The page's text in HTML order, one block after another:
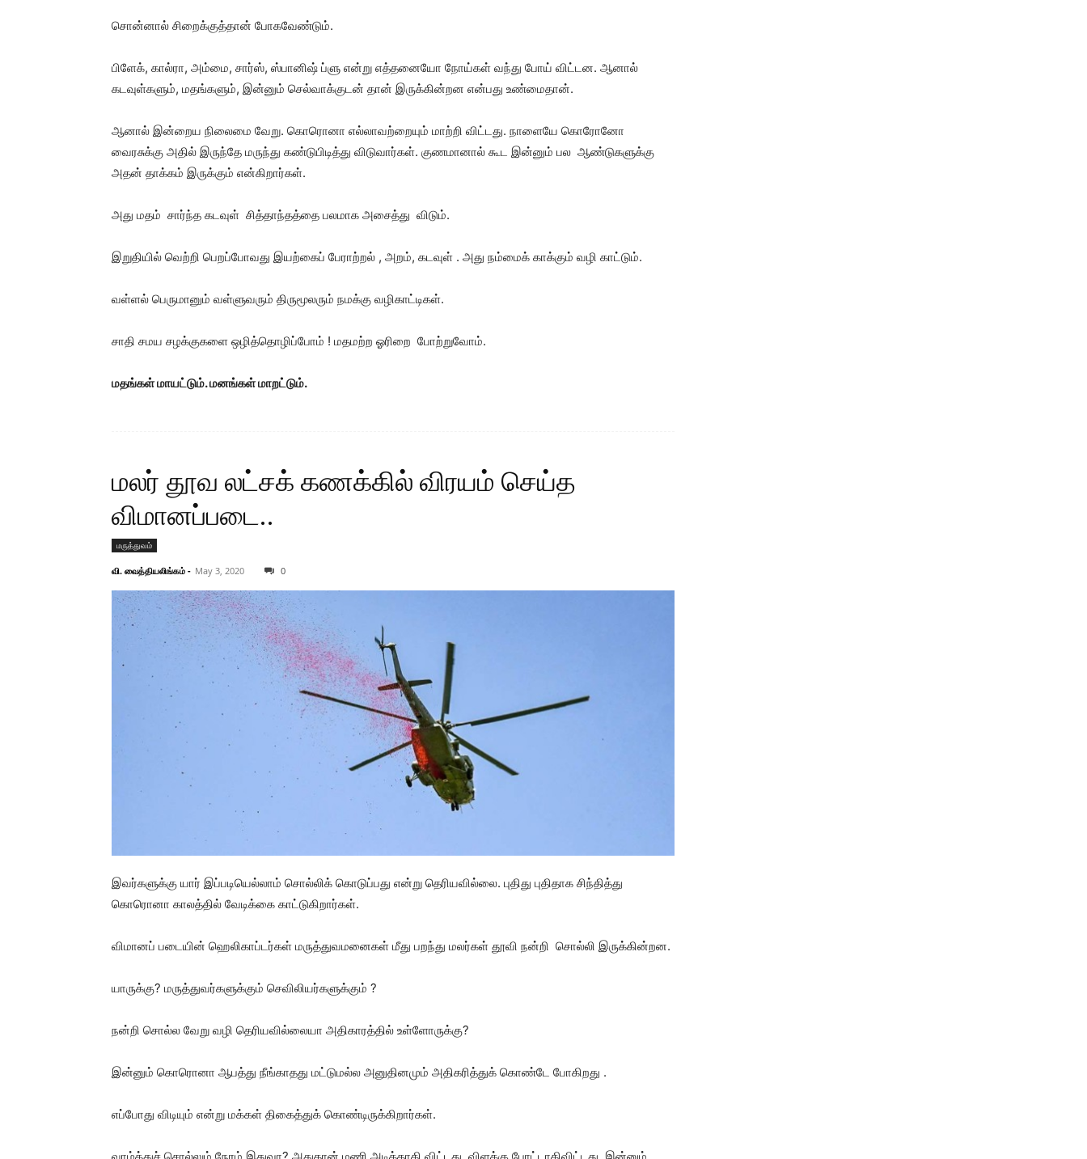
சொன்னால் சிறைக்குத்தான் போகவேண்டும்.
பிளேக், கால்ரா, அம்மை, சார்ஸ், ஸ்பானிஷ் ப்ளு என்று எத்தனையோ நோய்கள் வந்து போய் விட்டன. ஆனால்
கடவுள்களும், மதங்களும், இன்னும் செல்வாக்குடன் தான் இருக்கின்றன என்பது உண்மைதான்.
ஆனால் இன்றைய நிலைமை வேறு. கொரொனா எல்லாவற்றையும் மாற்றி விட்டது. நாளையே கொரோனோ
வைரசுக்கு அதில் இருந்தே மருந்து கண்டுபிடித்து விடுவார்கள். குணமானால் கூட இன்னும் பல ஆண்டுகளுக்கு
அதன் தாக்கம் இருக்கும் என்கிறார்கள்.
அது மதம் சார்ந்த கடவுள் சித்தாந்தத்தை பலமாக அசைத்து விடும்.
இறுதியில் வெற்றி பெறப்போவது இயற்கைப் பேராற்றல் , அறம், கடவுள் . அது நம்மைக் காக்கும் வழி காட்டும்.
வள்ளல் பெருமானும் வள்ளுவரும் திருமூலரும் நமக்கு வழிகாட்டிகள்.
சாதி சமய சழக்குகளை ஒழித்தொழிப்போம் ! மதமற்ற ஓரிறை போற்றுவோம்.
மதங்கள் மாயட்டும். மனங்கள் மாறட்டும்.
மலர் தூவ லட்சக் கணக்கில் விரயம் செய்த
விமானப்படை..
மருத்துவம்
வி. வைத்தியலிங்கம் - May 3, 2020 0
இவர்களுக்கு யார் இப்படியெல்லாம் சொல்லிக் கொடுப்பது என்று தெரியவில்லை. புதிது புதிதாக சிந்தித்து
கொரொனா காலத்தில் வேடிக்கை காட்டுகிறார்கள்.
விமானப் படையின் ஹெலிகாப்டர்கள் மருத்துவமனைகள் மீது பறந்து மலர்கள் தூவி நன்றி சொல்லி இருக்கின்றன.
யாருக்கு? மருத்துவர்களுக்கும் செவிலியர்களுக்கும் ?
நன்றி சொல்ல வேறு வழி தெரியவில்லையா அதிகாரத்தில் உள்ளோருக்கு?
இன்னும் கொரொனா ஆபத்து நீங்காதது மட்டுமல்ல அனுதினமும் அதிகரித்துக் கொண்டே போகிறது .
எப்போது விடியும் என்று மக்கள் திகைத்துக் கொண்டிருக்கிறார்கள்.
வாழ்த்துச் சொல்லும் நேரம் இதுவா? அதுதான் மணி அடித்தாகி விட்டது. விளக்கு போட்டாகிவிட்டது. இன்னும்